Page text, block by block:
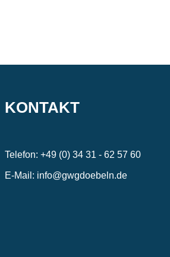
KONTAKT
Telefon: +49 (0) 34 31 - 62 57 60
E-Mail: info@gwgdoebeln.de